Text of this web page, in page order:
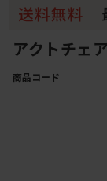
アクトチェ
商品コード